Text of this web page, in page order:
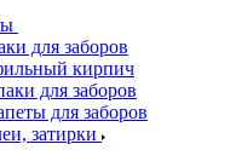
для заборов
кирпич
для заборов
для заборов
затирки